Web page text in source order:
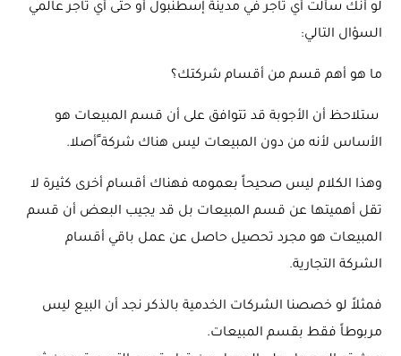
لو أنك سألت أي تاجر في مدينة إسطنبول أو حتى أي تاجر عالمي
السؤال التالي:
ما هو أهم قسم من أقسام شركتك؟
ستلاحظ أن الأجوبة قد تتوافق على أن قسم المبيعات هو
الأساس لأنه من دون المبيعات ليس هناك شركة ًأصلا.
وهذا الكلام ليس صحيحاً بعمومه فهناك أقسام أخرى كثيرة لا
تقل أهميتها عن قسم المبيعات بل قد يجيب البعض أن قسم
المبيعات هو مجرد تحصيل حاصل عن عمل باقي أقسام
الشركة التجارية.
فمثلاً لو خصصنا الشركات الخدمية بالذكر نجد أن البيع ليس
مربوطاً فقط بقسم المبيعات.